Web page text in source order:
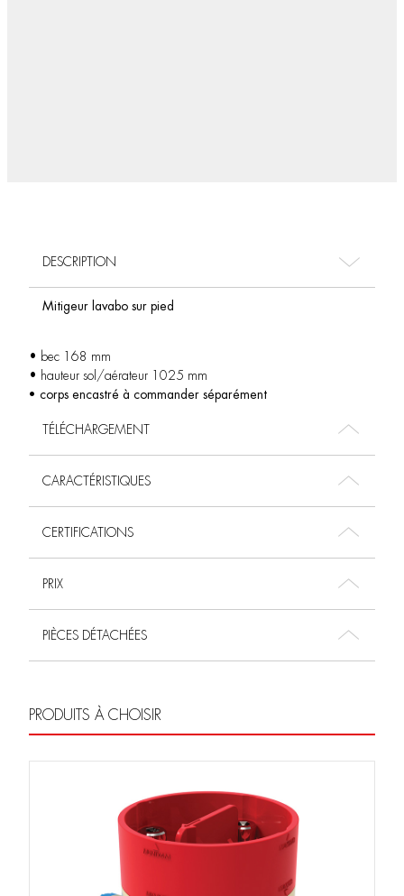
DESCRIPTION
Mitigeur lavabo sur pied
• bec 168 mm
• hauteur sol/aérateur 1025 mm
• corps encastré à commander séparément
TÉLÉCHARGEMENT
CARACTÉRISTIQUES
CERTIFICATIONS
PRIX
PIÈCES DÉTACHÉES
PRODUITS À CHOISIR